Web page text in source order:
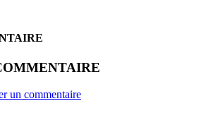
un commentaire